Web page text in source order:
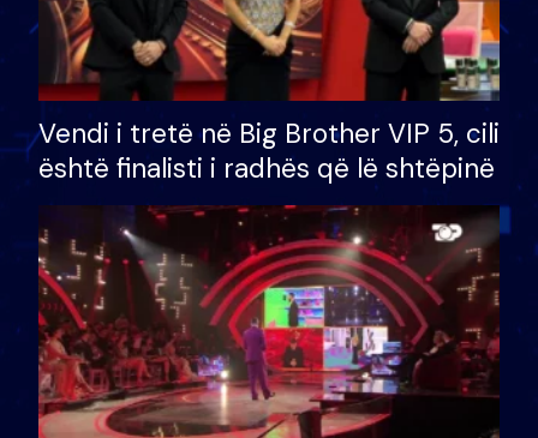
Vendi i tretë në Big Brother VIP 5, cili
është finalisti i radhës që lë shtëpinë